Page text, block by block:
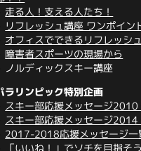
走る人！支える人たち！
リフレッシュ講座 ワンポイン
オフィスでできるリフレッシ
障害者スポーツの現場から
ノルディックスキー講座
リンピック特別企画
スキー部応援メッセージ2010
スキー部応援メッセージ2014
2017-2018応援メッセージ一
「いいね！」でソチを目指そ